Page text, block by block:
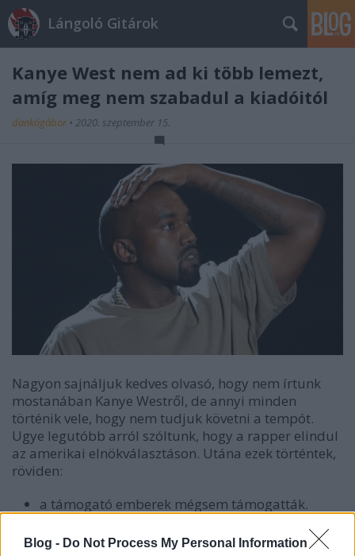
Blog - Do Not Process My Personal Information
Lángoló Gitárok
Kanye West nem ad ki több lemezt,
amíg meg nem szabadul a kiadóitól
dankógábor • 2020. szeptember 15.
Nagyon sajnáljuk kedves olvasó, hogy nem írtunk
mostanában Kanye Westről, de annyi minden
történik vele, hogy nem tudjuk követni a tempót.
Ugye legutóbb arról szóltunk, hogy a rapper elindul
az amerikai elnökválasztáson. Utána ezek történtek,
röviden:
a támogató emberek mégsem támogatták.
volt republikánus kampányemberek szálltak be
mellé.